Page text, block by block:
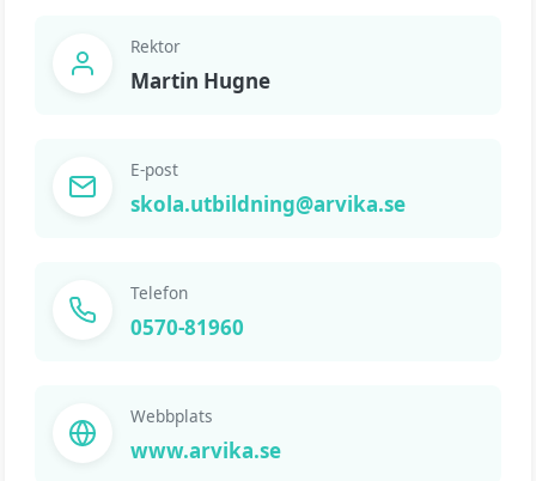
Rektor
Martin Hugne
E-post
skola.utbildning@arvika.se
Telefon
0570-81960
Webbplats
www.arvika.se